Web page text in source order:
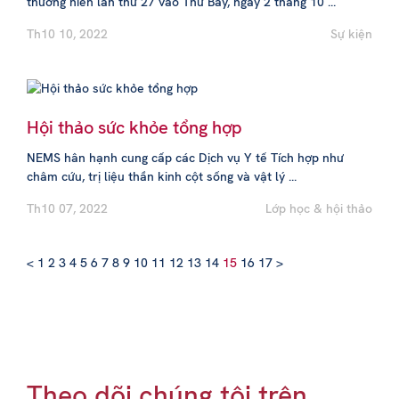
Th10 10, 2022
Sự kiện
Hội thảo sức khỏe tổng hợp
NEMS hân hạnh cung cấp các Dịch vụ Y tế Tích hợp như
châm cứu, trị liệu thần kinh cột sống và vật lý ...
Th10 07, 2022
Lớp học & hội thảo
< 1 2 3 4 5 6 7 8 9 10 11 12 13 14 15 16 17 >